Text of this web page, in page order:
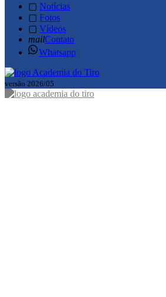
▢ Notícias
▢ Fotos
▢ Vídeos
mailContato
Whatsapp
versão 2026/05